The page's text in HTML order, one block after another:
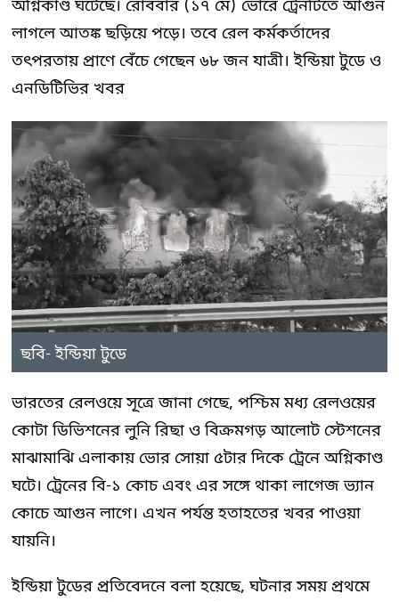
অগ্নিকাণ্ড ঘটেছে। রোববার (১৭ মে) ভোরে ট্রেনটিতে আগুন
লাগলে আতঙ্ক ছড়িয়ে পড়ে। তবে রেল কর্মকর্তাদের
তৎপরতায় প্রাণে বেঁচে গেছেন ৬৮ জন যাত্রী। ইন্ডিয়া টুডে ও
এনডিটিভির খবর
ছবি- ইন্ডিয়া টুডে
ভারতের রেলওয়ে সূত্রে জানা গেছে, পশ্চিম মধ্য রেলওয়ের
কোটা ডিভিশনের লুনি রিছা ও বিক্রমগড় আলোট স্টেশনের
মাঝামাঝি এলাকায় ভোর সোয়া ৫টার দিকে ট্রেনে অগ্নিকাণ্ড
ঘটে। ট্রেনের বি-১ কোচ এবং এর সঙ্গে থাকা লাগেজ ভ্যান
কোচে আগুন লাগে। এখন পর্যন্ত হতাহতের খবর পাওয়া
যায়নি।
ইন্ডিয়া টুডের প্রতিবেদনে বলা হয়েছে, ঘটনার সময় প্রথমে